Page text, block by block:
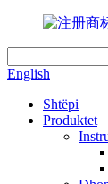
English
Shtëpi
Produktet